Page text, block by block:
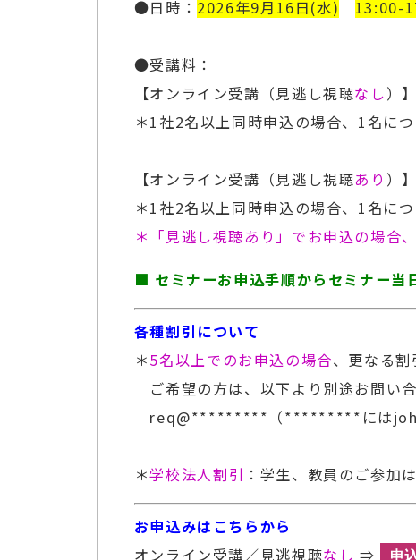
●日時： 2026年9月16日(水) 13:00-
●受講料：
【オンライン受講（見逃し視聴なし）
＊1社2名以上同時申込の場合、1名に
【オンライン受講（見逃し視聴あり ）
＊1社2名以上同時申込の場合、1名に
＊「見逃し視聴あり」でお申込の場合
■ セミナーお申込手順からセミナー
各種割引について
＊5名以上でのお申込の場合、更なる割
ご希望の方は、以下より別途お問い
req@*********（*********には
＊学校法人割引 ：学生、教員のご参加
お申込みはこちらから
オンライン受講／見逃視聴なし ⇒